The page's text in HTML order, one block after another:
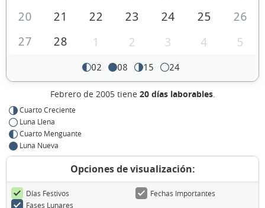
20
21 22 23 24 25
26
27
28 1 2 3 4 5
02 08 15 24
Febrero de 2005 tiene 20 días laborables.
Cuarto Creciente
Luna Llena
Cuarto Menguante
Luna Nueva
Opciones de visualización:
Días Festivos
Fechas Importantes
Fases Lunares